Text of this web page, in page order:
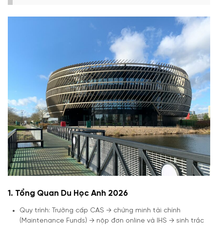
1. Tổng Quan Du Học Anh 2026
Quy trình: Trường cấp CAS → chứng minh tài chính
(Maintenance Funds) → nộp đơn online và IHS → sinh trắc